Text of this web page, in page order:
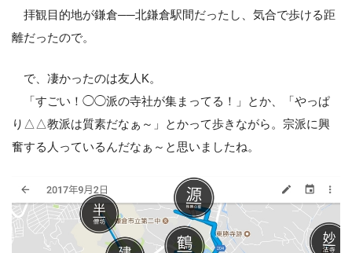
拝観目的地が鎌倉──北鎌倉駅間だったし、気合で歩ける距
離だったので。
で、凄かったのは友人K。
「すごい！◯◯派の寺社が集まってる！」とか、「やっぱ
り△△教派は質素だなぁ～」とかって歩きながら。宗派に興
奮する人っているんだなぁ～と思いましたね。